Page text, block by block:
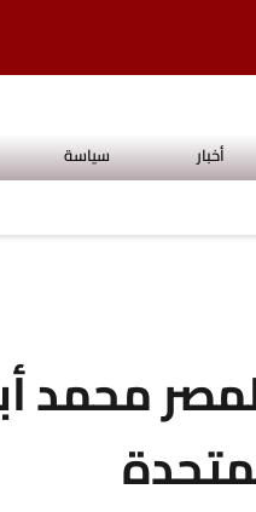
أخبار سياسة
محمد